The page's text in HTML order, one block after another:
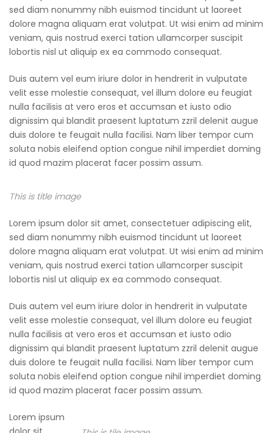
sed diam nonummy nibh euismod tincidunt ut laoreet
dolore magna aliquam erat volutpat. Ut wisi enim ad minim
veniam, quis nostrud exerci tation ullamcorper suscipit
lobortis nisl ut aliquip ex ea commodo consequat.
Duis autem vel eum iriure dolor in hendrerit in vulputate
velit esse molestie consequat, vel illum dolore eu feugiat
nulla facilisis at vero eros et accumsan et iusto odio
dignissim qui blandit praesent luptatum zzril delenit augue
duis dolore te feugait nulla facilisi. Nam liber tempor cum
soluta nobis eleifend option congue nihil imperdiet doming
id quod mazim placerat facer possim assum.
This is title image
Lorem ipsum dolor sit amet, consectetuer adipiscing elit,
sed diam nonummy nibh euismod tincidunt ut laoreet
dolore magna aliquam erat volutpat. Ut wisi enim ad minim
veniam, quis nostrud exerci tation ullamcorper suscipit
lobortis nisl ut aliquip ex ea commodo consequat.
Duis autem vel eum iriure dolor in hendrerit in vulputate
velit esse molestie consequat, vel illum dolore eu feugiat
nulla facilisis at vero eros et accumsan et iusto odio
dignissim qui blandit praesent luptatum zzril delenit augue
duis dolore te feugait nulla facilisi. Nam liber tempor cum
soluta nobis eleifend option congue nihil imperdiet doming
id quod mazim placerat facer possim assum.
Lorem ipsum